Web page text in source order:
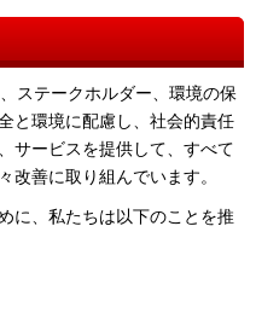
ステークホルダー、環境の保
と環境に配慮し、社会的責任
サービスを提供して、すべて
改善に取り組んでいます。
に、私たちは以下のことを推